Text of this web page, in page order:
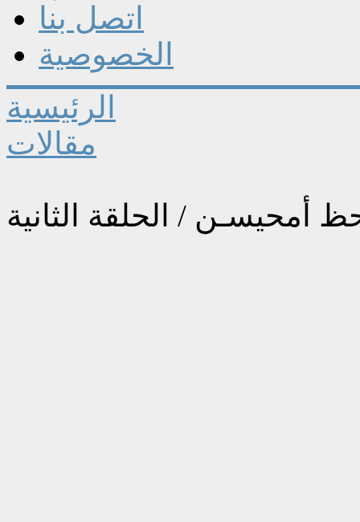
اتصل بنا
الخصوصية
الرئيسية
مقالات
أمحيسـن / الحلقة الثانية